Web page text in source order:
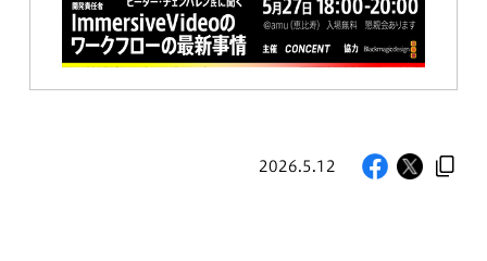
2026.5.12